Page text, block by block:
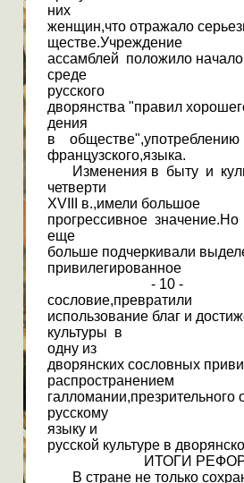
них
женщин,что отражало
ществе.Учреждение
ассамблей положило
среде
русского
дворянства "правил
дения
в обществе",употреблению
французского,языка.
Изменения в быту и
четверти
XVIII в.,имели большое
прогрессивное
еще
больше подчеркивали
привилегированное
- 10 -
сословие,превратили
использование благ и
культуры в
одну из
дворянских сословных
распространением
русскому
языку и
русской культуре в
ИТОГИ
В стране не только